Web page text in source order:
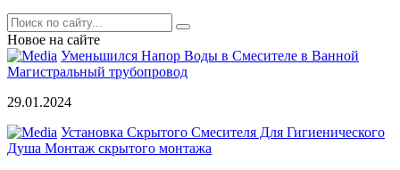
Новое на сайте
Уменьшился Напор Воды в Смесителе в Ванной
Магистральный трубопровод
29.01.2024
Установка Скрытого Смесителя Для Гигиенического
Душа Монтаж скрытого монтажа